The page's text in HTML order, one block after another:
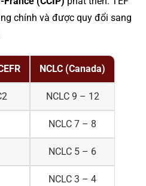
chính và được quy đổi sang
NCLC (Canada)
NCLC 9 – 12
NCLC 7 – 8
NCLC 5 – 6
NCLC 3 – 4